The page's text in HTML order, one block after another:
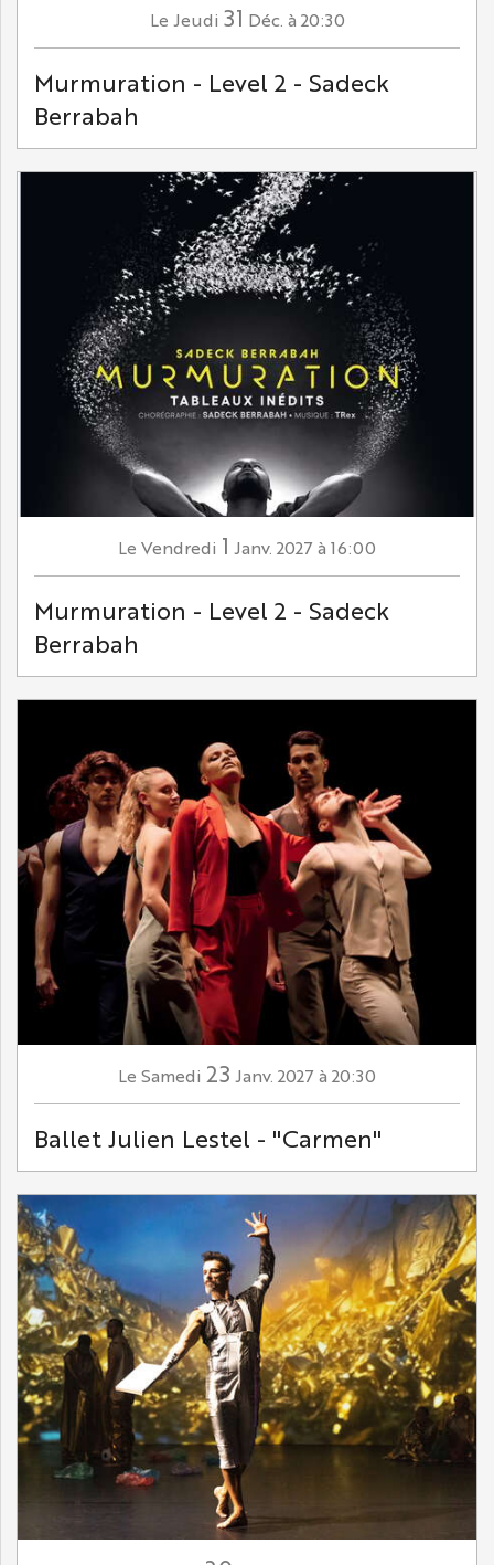
Le Jeudi 31 Déc. à 20:30
Murmuration - Level 2 - Sadeck
Berrabah
Le Vendredi 1 Janv. 2027à 16:00
Murmuration - Level 2 - Sadeck
Berrabah
Le Samedi 23 Janv. 2027à 20:30
Ballet Julien Lestel - "Carmen"